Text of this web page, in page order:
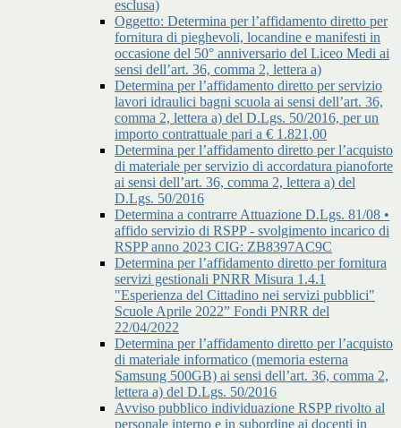
esclusa)
Oggetto: Determina per l’affidamento diretto per
fornitura di pieghevoli, locandine e manifesti in
occasione del 50° anniversario del Liceo Medi ai
sensi dell’art. 36, comma 2, lettera a)
Determina per l’affidamento diretto per servizio
lavori idraulici bagni scuola ai sensi dell’art. 36,
comma 2, lettera a) del D.Lgs. 50/2016, per un
importo contrattuale pari a € 1.821,00
Determina per l’affidamento diretto per l’acquisto
di materiale per servizio di accordatura pianoforte
ai sensi dell’art. 36, comma 2, lettera a) del
D.Lgs. 50/2016
Determina a contrarre Attuazione D.Lgs. 81/08 •
affido servizio di RSPP - svolgimento incarico di
RSPP anno 2023 CIG: ZB8397AC9C
Determina per l’affidamento diretto per fornitura
servizi gestionali PNRR Misura 1.4.1
"Esperienza del Cittadino nei servizi pubblici"
Scuole Aprile 2022” Fondi PNRR del
22/04/2022
Determina per l’affidamento diretto per l’acquisto
di materiale informatico (memoria esterna
Samsung 500GB) ai sensi dell’art. 36, comma 2,
lettera a) del D.Lgs. 50/2016
Avviso pubblico individuazione RSPP rivolto al
personale interno e in subordine ai docenti in